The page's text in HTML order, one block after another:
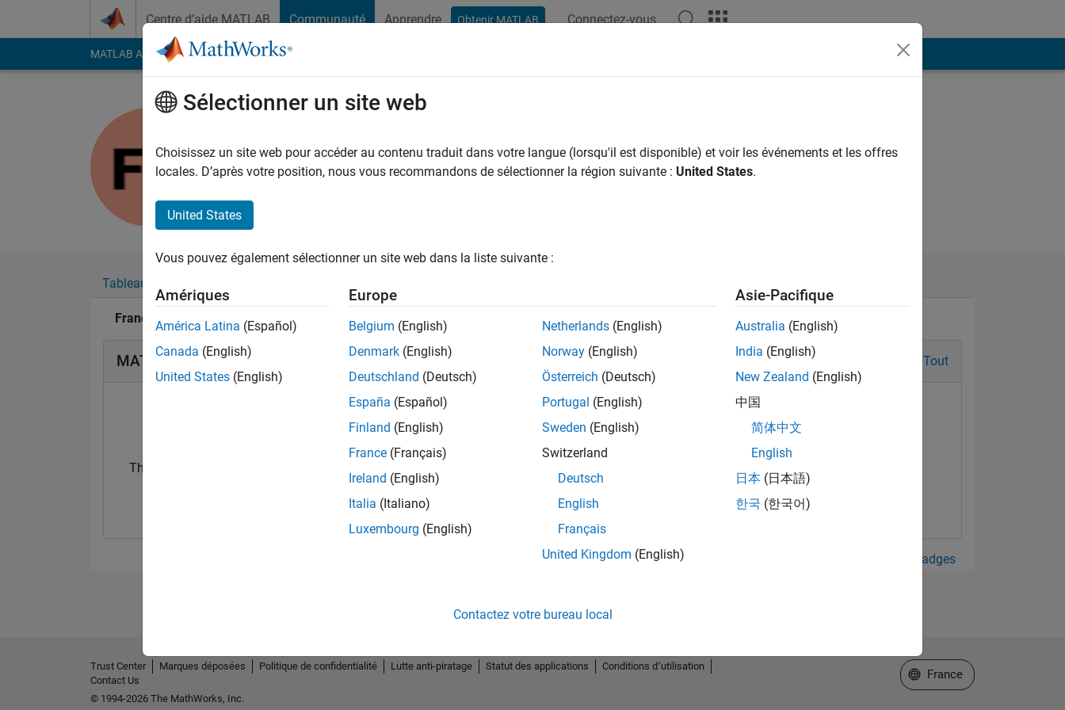
Centre d’aide MATLAB Communauté Apprendre Obtenir MATLAB Connectez-vous
MATLAB Answers File Exchange Cody
Last seen: plus de 2 ans il y a|Actif depuis 2021
Followers:0Following:0
Tableau de bord
Francis Chabot's Badges
MATLAB Answers Badges Tout
Thankful Level 1
15 Feb 2022
Afficher tout Badges
Sélectionner un site web
Choisissez un site web pour accéder au contenu traduit dans votre langue (lorsqu'il est disponible) et voir les événements et les offres
locales. D’après votre position, nous vous recommandons de sélectionner la région suivante : United States.
United States
Vous pouvez également sélectionner un site web dans la liste suivante :
Amériques
América Latina (Español)
Canada (English)
United States (English)
Europe
Belgium (English)
Denmark (English)
Deutschland (Deutsch)
España (Español)
Finland (English)
France (Français)
Ireland (English)
Italia (Italiano)
Luxembourg (English)
Netherlands (English)
Norway (English)
Österreich (Deutsch)
Portugal (English)
Sweden (English)
Switzerland
Deutsch
English
Français
United Kingdom (English)
Asie-Pacifique
Australia (English)
India (English)
New Zealand (English)
中国
简体中文
English
日本 (日本語)
한국 (한국어)
Contactez votre bureau local
Trust Center Marques déposées Politique de confidentialité Lutte anti-piratage Statut des applications
Conditions d՚utilisation
Contact Us
© 1994-2026 The MathWorks, Inc.
Sélectionner un site web
France